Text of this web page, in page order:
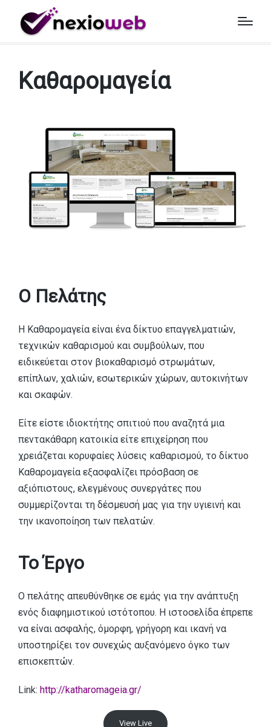
Αρχική» Έργα»Καθαρομαγεία
Καθαρομαγεία
Ο Πελάτης
Η Καθαρομαγεία είναι ένα δίκτυο επαγγελματιών,
τεχνικών καθαρισμού και συμβούλων, που
ειδικεύεται στον βιοκαθαρισμό στρωμάτων,
επίπλων, χαλιών, εσωτερικών χώρων, αυτοκινήτων
και σκαφών.
Είτε είστε ιδιοκτήτης σπιτιού που αναζητά μια
πεντακάθαρη κατοικία είτε επιχείρηση που
χρειάζεται κορυφαίες λύσεις καθαρισμού, το δίκτυο
Καθαρομαγεία εξασφαλίζει πρόσβαση σε
αξιόπιστους, ελεγμένους συνεργάτες που
συμμερίζονται τη δέσμευσή μας για την υγιεινή και
την ικανοποίηση των πελατών.
Το Έργο
Ο πελάτης απευθύνθηκε σε εμάς για την ανάπτυξη
ενός διαφημιστικού ιστότοπου. Η ιστοσελίδα έπρεπε
να είναι ασφαλής, όμορφη, γρήγορη και ικανή να
υποστηρίξει τον συνεχώς αυξανόμενο όγκο των
επισκεπτών.
Link: http://katharomageia.gr/
View Live